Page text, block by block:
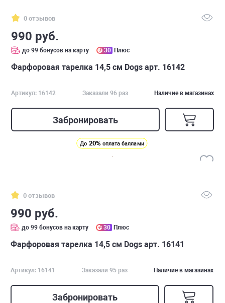
0 отзывов
990 руб.
до 99 бонусов на карту 30 Плюс
Фарфоровая тарелка 14,5 см Dogs арт. 16142
Артикул: 16142 Заказали 96 раз Наличие в магазинах
Забронировать
До 20% оплата баллами
0 отзывов
990 руб.
до 99 бонусов на карту 30 Плюс
Фарфоровая тарелка 14,5 см Dogs арт. 16141
Артикул: 16141 Заказали 95 раз Наличие в магазинах
Забронировать